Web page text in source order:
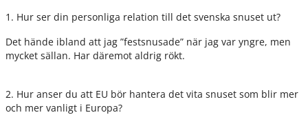
1. Hur ser din personliga relation till det svenska snuset ut?
Det hände ibland att jag ”festsnusade” när jag var yngre, men
mycket sällan. Har däremot aldrig rökt.
2. Hur anser du att EU bör hantera det vita snuset som blir mer
och mer vanligt i Europa?